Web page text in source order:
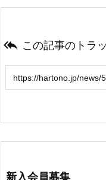
 この記事のトラ
新入会員募集